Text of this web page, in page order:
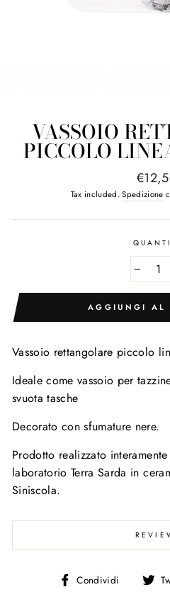
VASSOIO
PICCOLO
Regular
price
Tax included.Spedizione
AGGIUNGI AL
Vassoio rettangolare piccolo
Ideale come vassoio per
svuota tasche
Decorato con sfumature nere.
Prodotto realizzato
laboratorio Terra Sarda in
Siniscola.
Condividi